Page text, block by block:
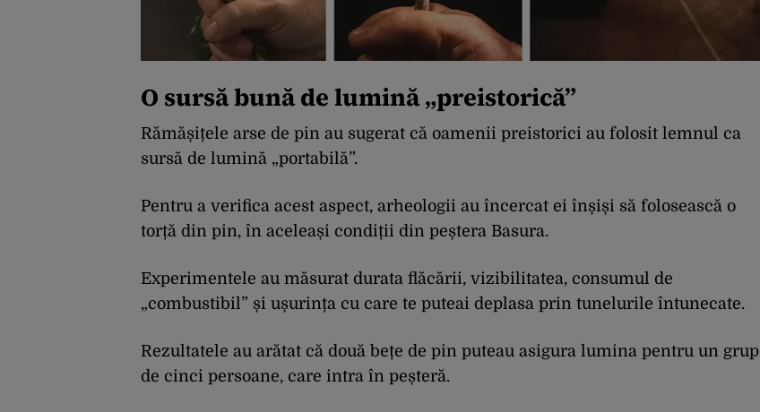
O sursă bună de lumină „preistorică”
Rămășițele arse de pin au sugerat că oamenii preistorici au folosit lemnul ca
sursă de lumină „portabilă”.
Pentru a verifica acest aspect, arheologii au încercat ei înșiși să folosească o
torță din pin, în aceleași condiții din peștera Basura.
Experimentele au măsurat durata flăcării, vizibilitatea, consumul de
„combustibil” și ușurința cu care te puteai deplasa prin tunelurile întunecate.
Rezultatele au arătat că două bețe de pin puteau asigura lumina pentru un grup
de cinci persoane, care intra în peșteră.